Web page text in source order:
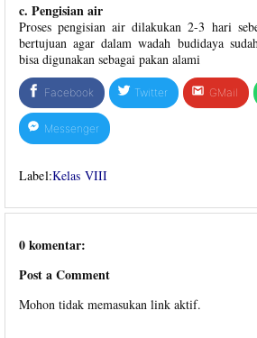
c. Pengisian air
Proses pengisian air dilakukan 2-3 hari
bertujuan agar dalam wadah budidaya
bisa digunakan sebagai pakan alami
Facebook Twitter GMail
Messenger
Label:Kelas VIII
0 komentar:
Post a Comment
Mohon tidak memasukan link aktif.